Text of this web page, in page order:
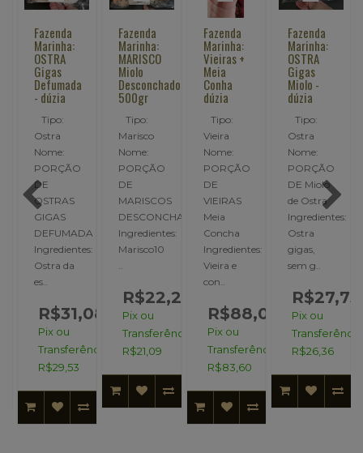
Fazenda
Marinha:
OSTRA
Gigas
Defumada
- dúzia
Tipo:
Ostra
Nome:
PORÇÃO
DE
OSTRAS
GIGAS
DEFUMADA
Ingredientes:
Ostra da
es..
R$31,08
Pix ou
Transferência:
R$29,53
Fazenda
Marinha:
MARISCO
Miolo
Desconchado
500gr
Tipo:
Marisco
Nome:
PORÇÃO
DE
MARISCOS
DESCONCHADO
Ingredientes:
Marisco10
R$22,20
Pix ou
Transferência:
R$21,09
Fazenda
Marinha:
Vieiras +
Meia
Conha
dúzia
Tipo:
Vieira
Nome:
PORÇÃO
DE
VIEIRAS
Meia
Concha
Ingredientes:
Vieira e
con..
R$88,00
Pix ou
Transferência:
R$83,60
Fazenda
Marinha:
OSTRA
Gigas
Miolo -
dúzia
Tipo:
Ostra
Nome:
PORÇÃO
DE Miolo
de Ostra
Ingredientes:
Ostra
gigas,
sem g..
R$27,75
Pix ou
R$26,36